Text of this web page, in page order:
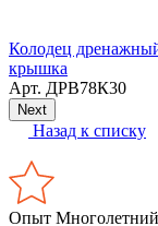
Колодец
крышка
Арт. ДРВ78К30
Next
Назад к списку
Опыт